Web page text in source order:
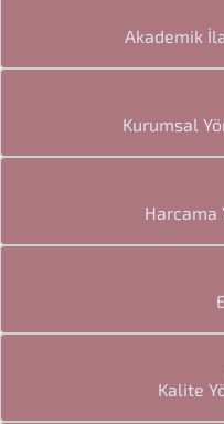
Akademik
Kurumsal
Harcama
Kalite